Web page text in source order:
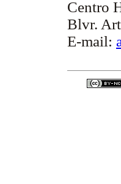
Centro
Blvr.
E-mail: